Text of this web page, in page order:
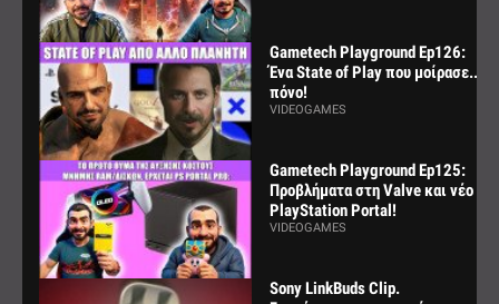
Gametech Playground Ep126:
Ένα State of Play που μοίρασε...
πόνο!
VIDEOGAMES
Gametech Playground Ep125:
Προβλήματα στη Valve και νέο
PlayStation Portal!
VIDEOGAMES
Sony LinkBuds Clip.